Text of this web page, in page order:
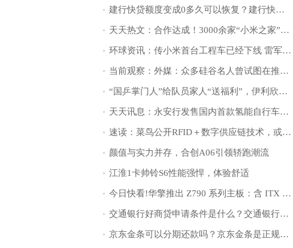
建行快贷额度变成0多久可以恢复？建行快贷有额度为什么申请不了？
天天热文：合作达成！3000余家“小米之家”门店将上线饿了么平台
环球资讯：传小米首台工程车已经下线 雷军曾直言“造车是被逼出来的选择”
当前观察：外媒：众多硅谷名人曾试图在推特交易中助力马斯克
“国乒掌门人”给队员家人“送福利”，伊利欣活为何被偏爱？
天天讯息：永安行发售国内首款氢能自行车，售价12800元
速读：菜鸟公开RFID＋数字供应链技术，或将缓解快消企业运营压力
颜值与实力并存，合创A06引领轿跑潮流
江淮1卡帅铃S6性能强悍，体验舒适
今日快看!华擎推出 Z790 系列主板：含 ITX 小刚炮，内置 eDP 接口
交通银行好商贷申请条件是什么？交通银行好商贷好申请吗？
京东金条可以分期还款吗？京东金条是正规借款吗？